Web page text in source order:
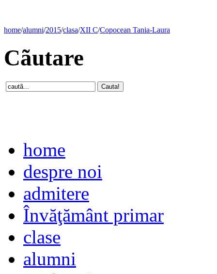
home/alumni/2015/clasa/XII C/Copocean Tania-Laura
Cãutare
home
despre noi
admitere
Învăţământ primar
clase
alumni